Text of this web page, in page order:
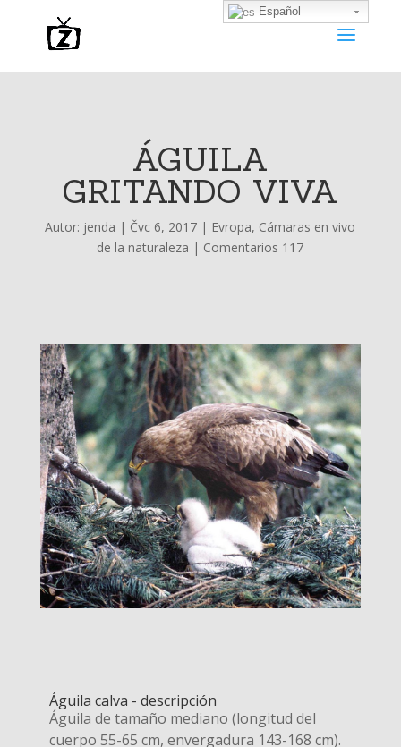
ÁGUILA
GRITANDO VIVA
Autor: jenda | Čvc 6, 2017 | Evropa, Cámaras en vivo
de la naturaleza | Comentarios 117
Águila calva - descripción
Águila de tamaño mediano (longitud del
cuerpo 55-65 cm, envergadura 143-168 cm).
Español